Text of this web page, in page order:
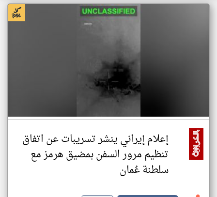
إعلام إيراني ينشر تسريبات عن اتفاق
تنظيم مرور السفن بمضيق هرمز مع
سلطنة عُمان